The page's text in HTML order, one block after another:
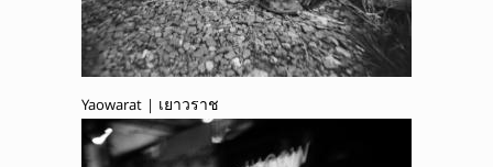
Yaowarat | เยาวราช